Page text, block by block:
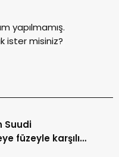
yapılmamış.
ister misiniz?
Suudi
füzeyle karşılık